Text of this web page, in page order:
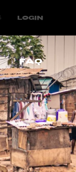
LOGIN
FAQ